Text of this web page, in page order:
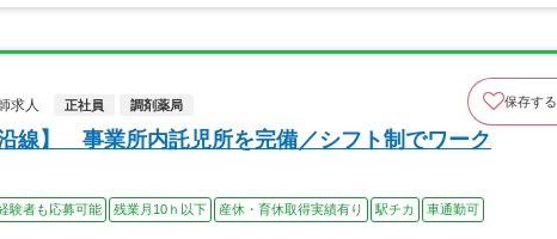
求人
正社員 調剤薬局 保存する
線】 事業所内託児所を完備／シフト制でワーク
験者も応募可能 残業月10ｈ以下 産休・育休取得実績有り 駅チカ
車通勤可